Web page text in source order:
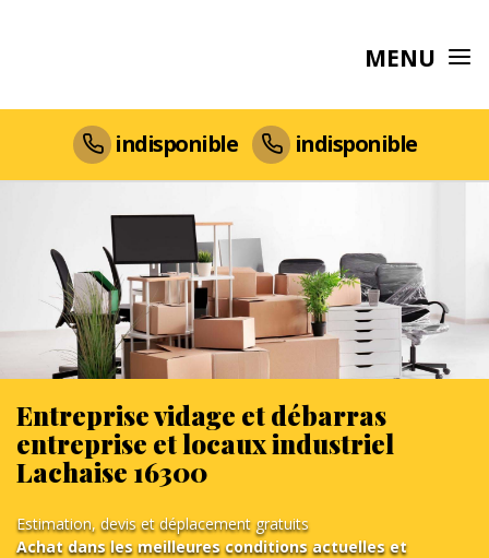
MENU
indisponible indisponible
Entreprise vidage et débarras
entreprise et locaux industriel
Lachaise 16300
Estimation, devis et déplacement gratuits
Achat dans les meilleures conditions actuelles et